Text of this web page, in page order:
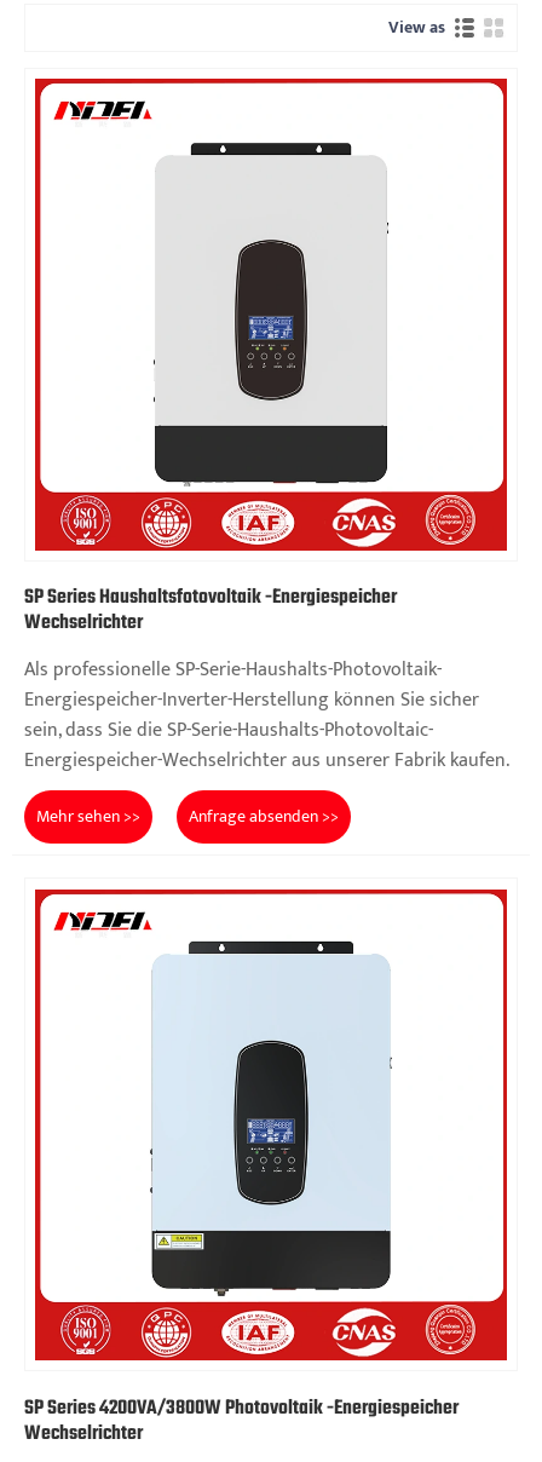
View as
SP Series Haushaltsfotovoltaik -Energiespeicher
Wechselrichter
Als professionelle SP-Serie-Haushalts-Photovoltaik-
Energiespeicher-Inverter-Herstellung können Sie sicher
sein, dass Sie die SP-Serie-Haushalts-Photovoltaic-
Energiespeicher-Wechselrichter aus unserer Fabrik kaufen.
Mehr sehen >> Anfrage absenden >>
SP Series 4200VA/3800W Photovoltaik -Energiespeicher
Wechselrichter